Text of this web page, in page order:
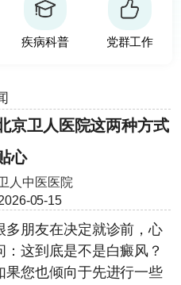
疾病科普 党群工作
京卫人医院这两种方式
心
人中医医院
05-15
多朋友在决定就诊前，心
这到底是不是白癜风？
果您也倾向于先进行一些